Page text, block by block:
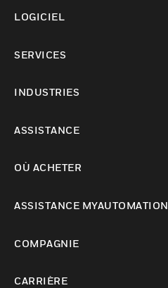
LOGICIEL
SERVICES
INDUSTRIES
ASSISTANCE
OÙ ACHETER
ASSISTANCE MYAUTOMATION
COMPAGNIE
CARRIÈRE